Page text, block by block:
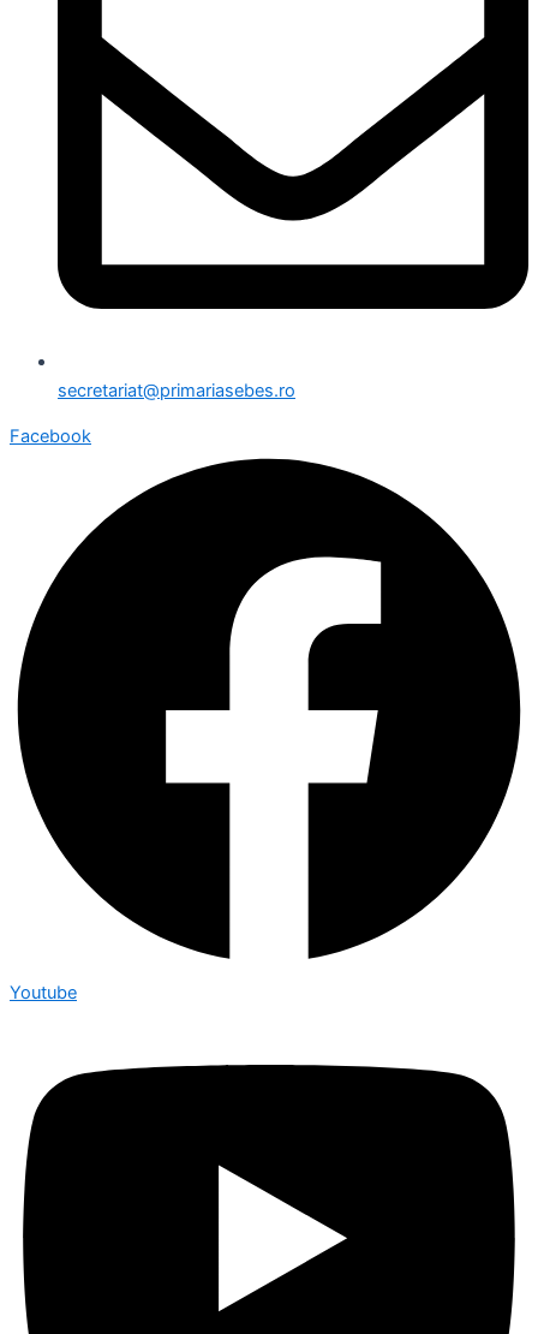
secretariat@primariasebes.ro
Facebook
Youtube